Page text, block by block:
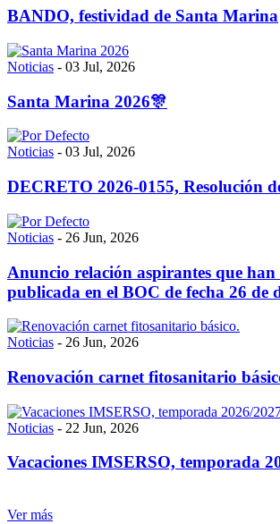
BANDO, festividad de Santa Marina
Noticias - 03 Jul, 2026
Santa Marina 2026🎊
Noticias - 03 Jul, 2026
DECRETO 2026-0155, Resolución
Noticias - 26 Jun, 2026
Anuncio relación aspirantes que
publicada en el BOC de fecha 26 de
Noticias - 26 Jun, 2026
Renovación carnet fitosanitario
Noticias - 22 Jun, 2026
Vacaciones IMSERSO, temporada
Ver más